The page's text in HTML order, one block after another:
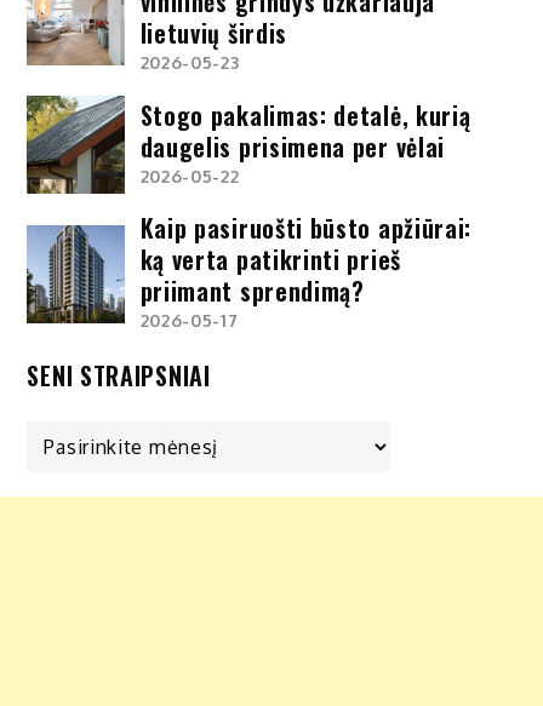
lietuvių širdis
2026-05-23
Stogo pakalimas: detalė, kurią
daugelis prisimena per vėlai
2026-05-22
Kaip pasiruošti būsto apžiūrai:
ką verta patikrinti prieš
priimant sprendimą?
2026-05-17
SENI STRAIPSNIAI